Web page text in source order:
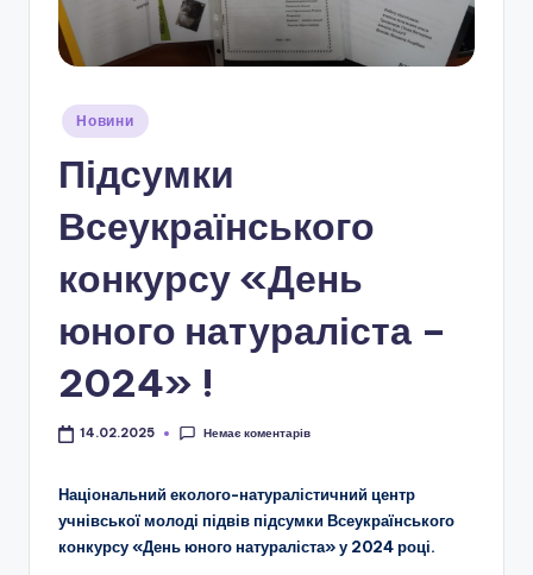
і
о
н
а
л
н
о
-
т
р
Опубліковано
Новини
Підсумки
Всеукраїнського
конкурсу «День
юного натураліста –
2024» !
14.02.2025 Немає коментарів
Національний еколого-натуралістичний центр
учнівської молоді підвів підсумки Всеукраїнського
конкурсу «День юного натураліста» у 2024 році.